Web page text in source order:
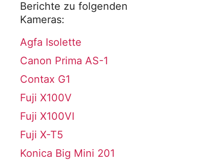
Berichte zu folgenden
Kameras:
Agfa Isolette
Canon Prima AS-1
Contax G1
Fuji X100V
Fuji X100VI
Fuji X-T5
Konica Big Mini 201